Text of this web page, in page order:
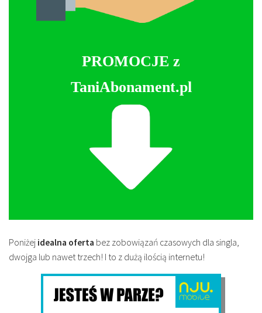
PROMOCJE z
TaniAbonament.pl
Poniżej idealna oferta bez zobowiązań czasowych dla singla,
dwojga lub nawet trzech! I to z dużą ilością internetu!